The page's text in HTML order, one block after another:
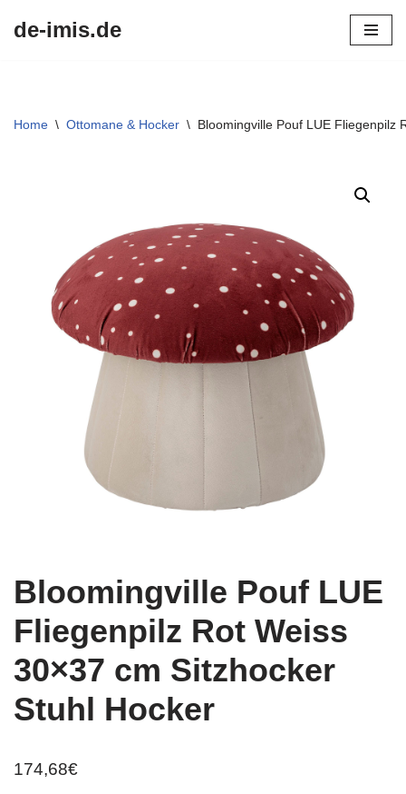
de-imis.de
Home \ Ottomane & Hocker \ Bloomingville Pouf LUE Fliegenpilz
Bloomingville Pouf LUE
Fliegenpilz Rot Weiss
30×37 cm Sitzhocker
Stuhl Hocker
174,68€